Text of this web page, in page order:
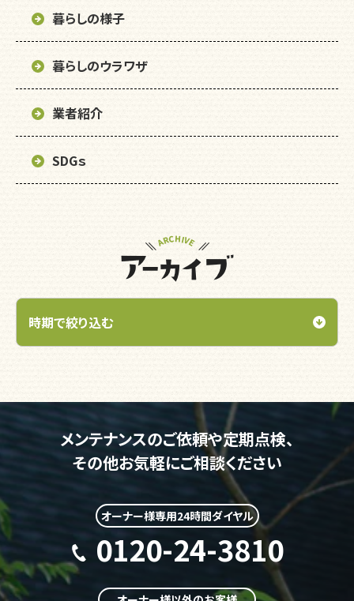
暮らしの様子
暮らしのウラワザ
業者紹介
SDGｓ
メンテナンスのご依頼や定期点検、
その他お気軽にご相談ください
オーナー様専用24時間ダイヤル
0120-24-3810